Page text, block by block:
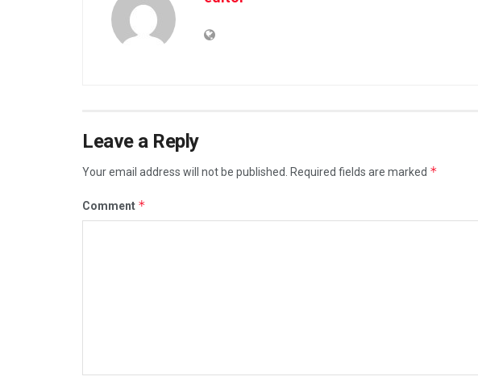
Leave a Reply
Your email address will not be published. Required fields are marked *
Comment *